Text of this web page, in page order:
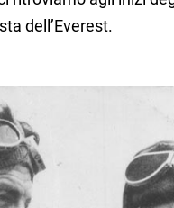
dell’Everest.